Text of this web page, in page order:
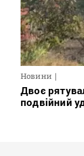
Новини
Двоє
подвійний